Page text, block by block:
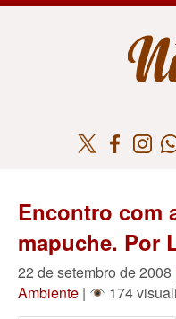
Encontro com
mapuche. Por
22 de setembro de 2008
Ambiente | 174